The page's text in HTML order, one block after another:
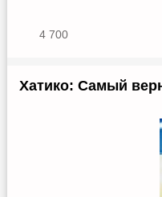
4 700
Хатико: Самый